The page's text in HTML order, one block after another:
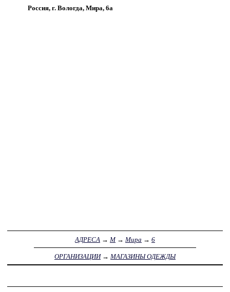
Россия, г. Вологда, Мира, 6а
АДРЕСА → М→ Мира → 6
ОРГАНИЗАЦИИ→ МАГАЗИНЫ ОДЕЖДЫ